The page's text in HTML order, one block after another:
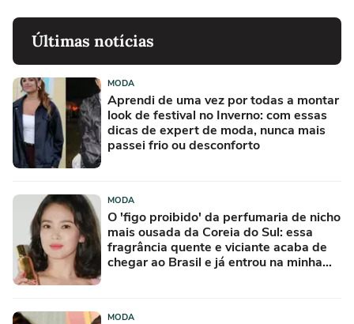
Últimas notícias
MODA
Aprendi de uma vez por todas a montar
look de festival no Inverno: com essas
dicas de expert de moda, nunca mais
passei frio ou desconforto
MODA
O 'figo proibido' da perfumaria de nicho
mais ousada da Coreia do Sul: essa
fragrância quente e viciante acaba de
chegar ao Brasil e já entrou na minha
MODA